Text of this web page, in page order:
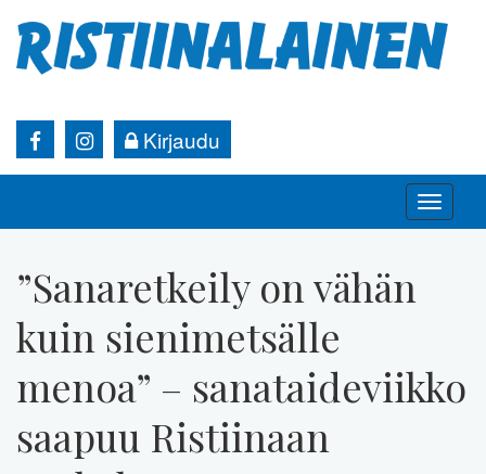
Kirjaudu
Toggle
”Sanaretkeily on vähän
kuin sienimetsälle
menoa” – sanataideviikko
saapuu Ristiinaan